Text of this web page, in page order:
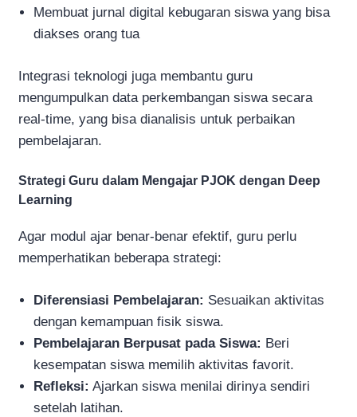
Membuat jurnal digital kebugaran siswa yang bisa
diakses orang tua
Integrasi teknologi juga membantu guru
mengumpulkan data perkembangan siswa secara
real-time, yang bisa dianalisis untuk perbaikan
pembelajaran.
Strategi Guru dalam Mengajar PJOK dengan Deep
Learning
Agar modul ajar benar-benar efektif, guru perlu
memperhatikan beberapa strategi:
Diferensiasi Pembelajaran: Sesuaikan aktivitas
dengan kemampuan fisik siswa.
Pembelajaran Berpusat pada Siswa: Beri
kesempatan siswa memilih aktivitas favorit.
Refleksi: Ajarkan siswa menilai dirinya sendiri
setelah latihan.